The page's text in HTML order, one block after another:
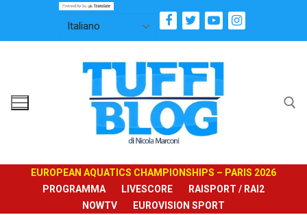
contenuto
EUROPEAN AQUATICS CHAMPIONSHIPS – PARIS 2026
PROGRAMMA
LIVESCORE
RAISPORT / RAI2
NOWTV
EUROVISION SPORT